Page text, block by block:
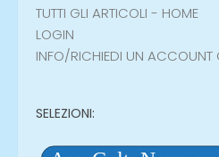
TUTTI GLI ARTICOLI - HOME
LOGIN
INFO/RICHIEDI UN ACCOUNT
SELEZIONI: